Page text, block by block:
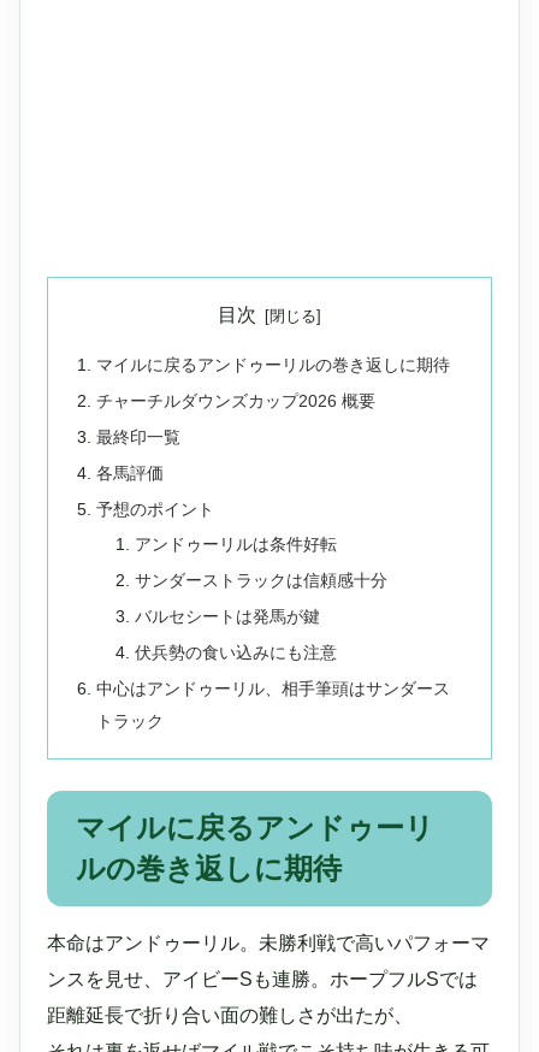
目次
マイルに戻るアンドゥーリルの巻き返しに期待
チャーチルダウンズカップ2026 概要
最終印一覧
各馬評価
予想のポイント
アンドゥーリルは条件好転
サンダーストラックは信頼感十分
バルセシートは発馬が鍵
伏兵勢の食い込みにも注意
中心はアンドゥーリル、相手筆頭はサンダース
トラック
マイルに戻るアンドゥーリ
ルの巻き返しに期待
本命はアンドゥーリル。未勝利戦で高いパフォーマ
ンスを見せ、アイビーSも連勝。ホープフルSでは
距離延長で折り合い面の難しさが出たが、